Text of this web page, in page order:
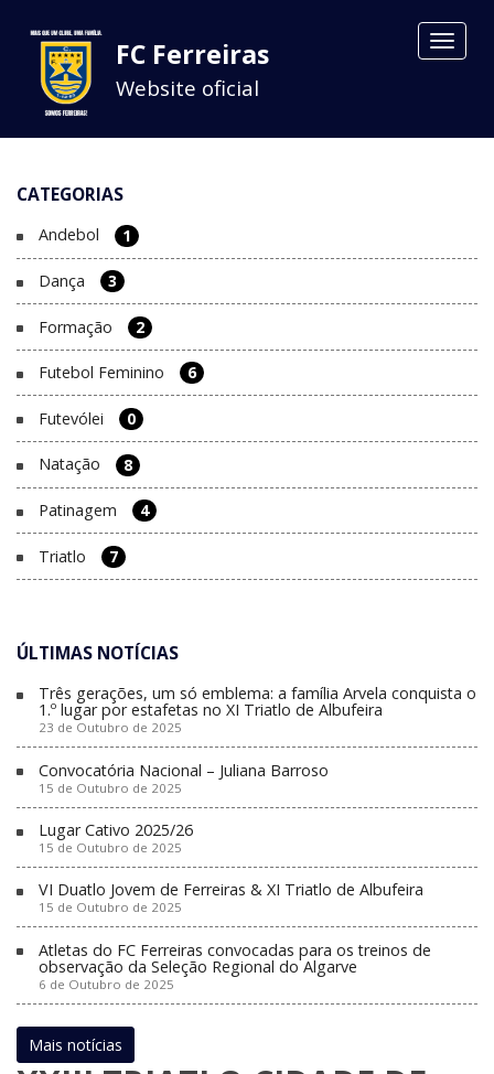
Toggle
FC Ferreiras
Website oficial
CATEGORIAS
Andebol 1
Dança 3
Formação 2
Futebol Feminino 6
Futevólei 0
Natação 8
Patinagem 4
Triatlo 7
ÚLTIMAS NOTÍCIAS
Três gerações, um só emblema: a família Arvela conquista o
1.º lugar por estafetas no XI Triatlo de Albufeira
23 de Outubro de 2025
Convocatória Nacional – Juliana Barroso
15 de Outubro de 2025
Lugar Cativo 2025/26
15 de Outubro de 2025
VI Duatlo Jovem de Ferreiras & XI Triatlo de Albufeira
15 de Outubro de 2025
Atletas do FC Ferreiras convocadas para os treinos de
observação da Seleção Regional do Algarve
6 de Outubro de 2025
Mais notícias